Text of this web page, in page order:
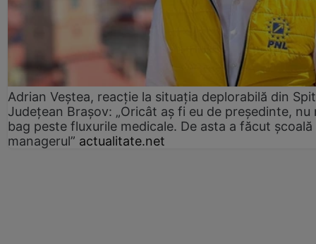
Adrian Veștea, reacție la situația deplorabilă din
Județean Brașov: „Oricât aș fi eu de președinte, nu
bag peste fluxurile medicale. De asta a făcut școală
managerul” actualitate.net